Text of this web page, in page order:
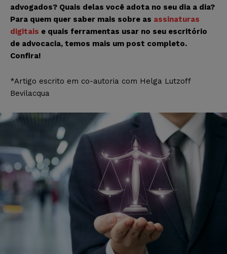
advogados? Quais delas você adota no seu dia a dia?
Para quem quer saber mais sobre as assinaturas
digitais e quais ferramentas usar no seu escritório
de advocacia, temos mais um post completo.
Confira!
*Artigo escrito em co-autoria com Helga Lutzoff
Bevilacqua